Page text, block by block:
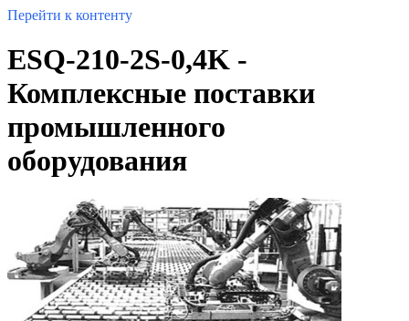
Перейти к контенту
ESQ-210-2S-0,4K -
Комплексные поставки
промышленного
оборудования